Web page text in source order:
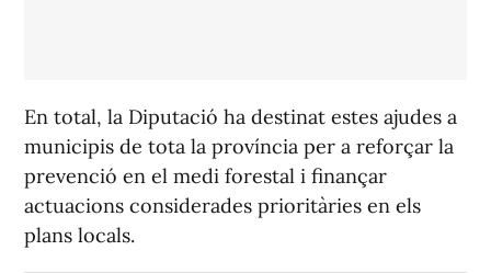
En total, la Diputació ha destinat estes ajudes a
municipis de tota la província per a reforçar la
prevenció en el medi forestal i finançar
actuacions considerades prioritàries en els
plans locals.